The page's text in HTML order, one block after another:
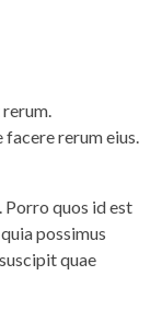
rerum eius.
Porro quos id est
possimus
quae